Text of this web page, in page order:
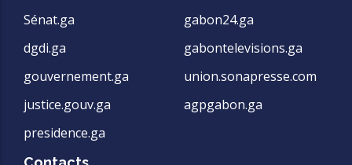
Sénat.ga
dgdi.ga
gouvernement.ga
justice.gouv.ga
presidence.ga
gabon24.ga
gabontelevisions.ga
union.sonapresse.com
agpgabon.ga